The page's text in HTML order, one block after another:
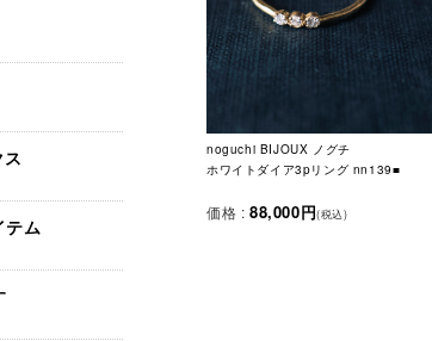
テム
noguchi BIJOUX ノグチ
ホワイトダイア3pリング nn139■
価格 : 88,000円(税込)